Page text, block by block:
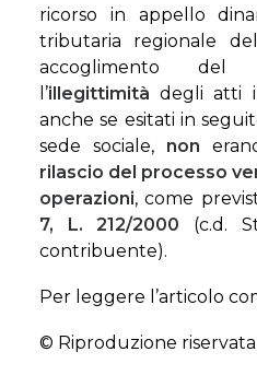
ricorso in appello
tributaria regionale
accoglimento del
l’illegittimità degli atti
anche se esitati in
sede sociale, non
rilascio del processo
operazioni, come
7, L. 212/2000 (c.d.
contribuente).
Per leggere l’articolo
© Riproduzione riservata